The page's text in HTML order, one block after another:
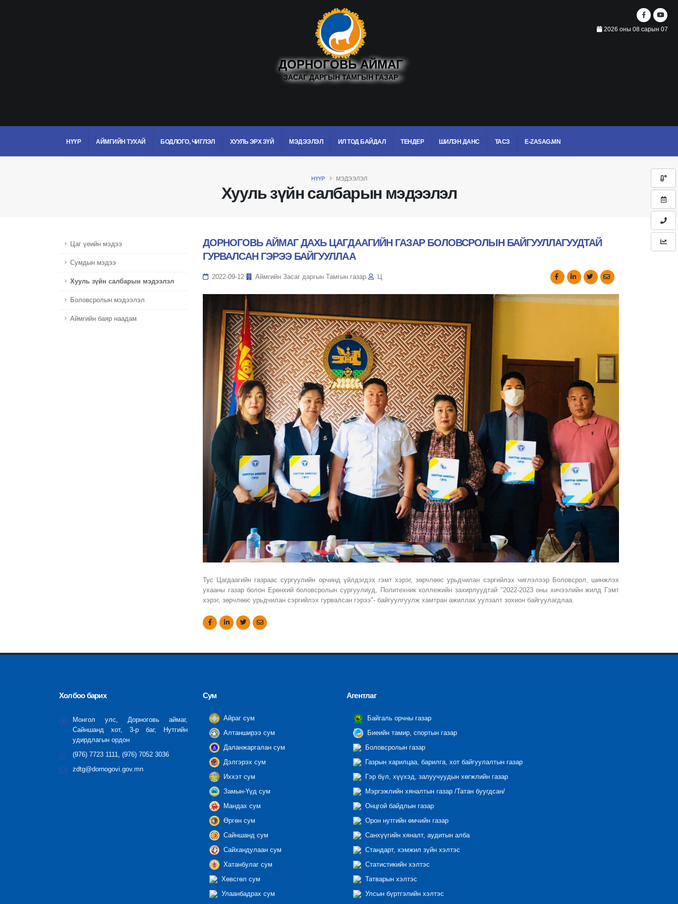
2026 оны 08 сарын 07
ДОРНОГОВЬ АЙМАГ
ЗАСАГ ДАРГЫН ТАМГЫН ГАЗАР
НҮҮР АЙМГИЙН ТУХАЙ БОДЛОГО, ЧИГЛЭЛ ХУУЛЬ ЭРХ ЗҮЙ МЭДЭЭЛЭЛ ИЛ ТОД БАЙДАЛ ТЕНДЕР ШИЛЭН ДАНС ТАСЗ E-ZASAG.MN
Хууль зүйн салбарын мэдээлэл
НҮҮР МЭДЭЭЛЭЛ
Цаг үеийн мэдээ
Сумдын мэдээ
Хууль зүйн салбарын мэдээлэл
Боловсролын мэдээлэл
Аймгийн баяр наадам
ДОРНОГОВЬ АЙМАГ ДАХЬ ЦАГДААГИЙН ГАЗАР БОЛОВСРОЛЫН БАЙГУУЛЛАГУУДТАЙ
ГУРВАЛСАН ГЭРЭЭ БАЙГУУЛЛАА
2022-09-12 Аймгийн Засаг даргын Тамгын газар Ц
Тус Цагдаагийн газраас сургуулийн орчинд үйлдэгдэх гэмт хэрэг, зөрчлөөс урьдчилан сэргийлэх чиглэлээр Боловсрол, шинжлэх
ухааны газар болон Ерөнхий боловсролын сургуулиуд, Политехник коллежийн захирлуудтай "2022-2023 оны хичээлийн жилд Гэмт
хэрэг, зөрчлөөс урьдчилан сэргийлэх гурвалсан гэрээ"- байгуулгуулж хамтран ажиллах уулзалт зохион байгуулагдлаа.
Холбоо барих
Монгол улс, Дорноговь аймаг,
Сайншанд хот, 3-р баг, Нутгийн
удирдлагын ордон
(976) 7723 1111, (976) 7052 3036
zdtg@dornogovi.gov.mn
Сум
Айраг сум
Алтанширээ сум
Даланжаргалан сум
Дэлгэрэх сум
Иххэт сум
Замын-Үүд сум
Мандах сум
Өргөн сум
Сайншанд сум
Сайхандулаан сум
Хатанбулаг сум
Хөвсгөл сум
Улаанбадрах сум
Агентлаг
Байгаль орчны газар
Биеийн тамир, спортын газар
Боловсролын газар
Газрын харилцаа, барилга, хот байгуулалтын газар
Гэр бүл, хүүхэд, залуучуудын хөгжлийн газар
Мэргэжлийн хяналтын газар /Татан буугдсан/
Онцгой байдлын газар
Орон нутгийн өмчийн газар
Санхүүгийн хяналт, аудитын алба
Стандарт, хэмжил зүйн хэлтэс
Статистикийн хэлтэс
Татварын хэлтэс
Улсын бүртгэлийн хэлтэс